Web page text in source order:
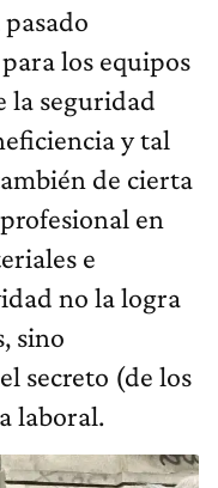
los equipos
la seguridad
y tal
de cierta
en
e
no la logra
sino
secreto (de los
laboral.